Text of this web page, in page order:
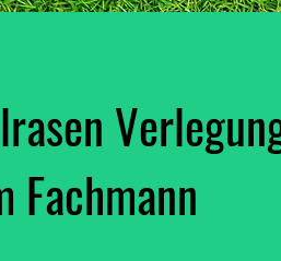
Fachmann